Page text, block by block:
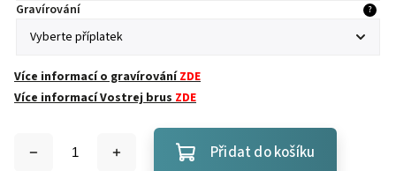
Gravírování ?
Více informací o gravírováníZDE
Více informací Vostrej brusZDE
Přidat do košíku